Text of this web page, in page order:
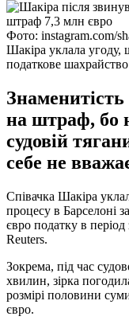
Фото: instagram.com/
Шакіра уклала угоду,
податкове
на штраф, бо
судовій
себе не
Співачка Шакіра
процесу в Барселоні
євро податку в
Reuters.
Зокрема, під час
хвилин, зірка
розмірі половини
євро.